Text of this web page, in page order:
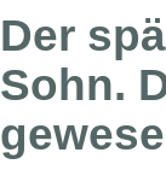
Der
Sohn.